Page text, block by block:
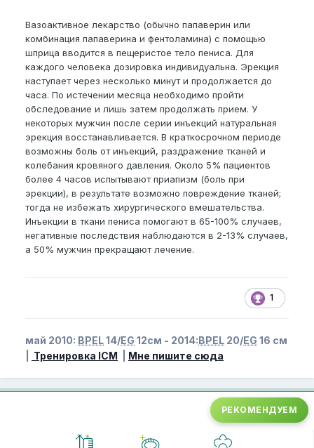
Вазоактивное лекарство (обычно папаверин или
комбинация папаверина и фентоламина) с помощью
шприца вводится в пещеристое тело пениса. Для
каждого человека дозировка индивидуальна. Эрекция
наступает через несколько минут и продолжается до
часа. По истечении месяца необходимо пройти
обследование и лишь затем продолжать прием. У
некоторых мужчин после серии инъекций натуральная
эрекция восстанавливается. В краткосрочном периоде
возможны боль от инъекций, раздражение тканей и
колебания кровяного давления. Около 5% пациентов
более 4 часов испытывают приапизм (боль при
эрекции), в результате возможно повреждение тканей;
тогда не избежать хирургического вмешательства.
Инъекции в ткани пениса помогают в 65-100% случаев,
негативные последствия наблюдаются в 2-13% случаев,
а 50% мужчин прекращают лечение.
1
май 2010: BPEL14/EG 12см - 2014:BPEL 20/EG 16 см
Тренировка ICM Мне пишите сюда
РЕКОМЕНДУЕМ